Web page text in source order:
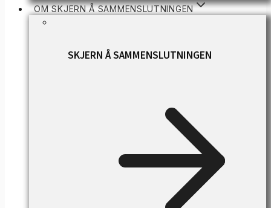
OM SKJERN Å SAMMENSLUTNINGEN
SKJERN Å SAMMENSLUTNINGEN